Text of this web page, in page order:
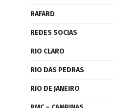
RAFARD
REDES SOCIAS
RIO CLARO
RIO DAS PEDRAS
RIO DE JANEIRO